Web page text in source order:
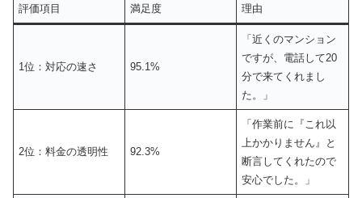
評価項目 満足度 理由
1位：対応の速さ 95.1%
「近くのマンション
ですが、電話して20
分で来てくれまし
た。」
2位：料金の透明性 92.3%
「作業前に『これ以
上かかりません』と
断言してくれたので
安心でした。」